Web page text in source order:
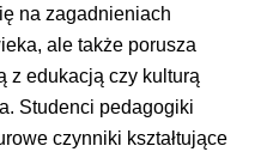
na zagadnieniach
ale także porusza
z edukacją czy kulturą
Studenci pedagogiki
czynniki kształtujące